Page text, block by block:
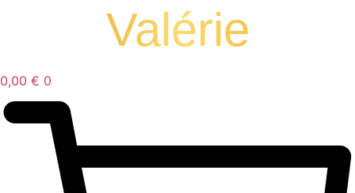
Valérie
0,00 € 0